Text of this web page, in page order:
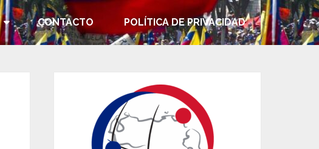
CONTACTO POLÍTICA DE PRIVACIDAD